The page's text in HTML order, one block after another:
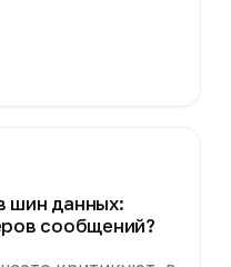
шин данных:
сообщений?